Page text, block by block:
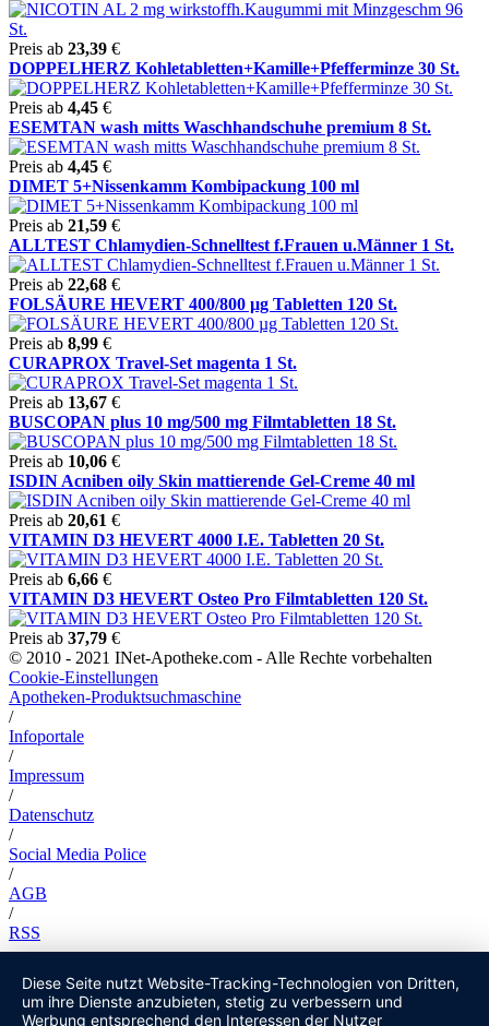
Preis ab 23,39 €
DOPPELHERZ Kohletabletten+Kamille+Pfefferminze 30 St.
Preis ab 4,45 €
ESEMTAN wash mitts Waschhandschuhe premium 8 St.
Preis ab 4,45 €
DIMET 5+Nissenkamm Kombipackung 100 ml
Preis ab 21,59 €
ALLTEST Chlamydien-Schnelltest f.Frauen u.Männer 1 St.
Preis ab 22,68 €
FOLSÄURE HEVERT 400/800 µg Tabletten 120 St.
Preis ab 8,99 €
CURAPROX Travel-Set magenta 1 St.
Preis ab 13,67 €
BUSCOPAN plus 10 mg/500 mg Filmtabletten 18 St.
Preis ab 10,06 €
ISDIN Acniben oily Skin mattierende Gel-Creme 40 ml
Preis ab 20,61 €
VITAMIN D3 HEVERT 4000 I.E. Tabletten 20 St.
Preis ab 6,66 €
VITAMIN D3 HEVERT Osteo Pro Filmtabletten 120 St.
Preis ab 37,79 €
© 2010 - 2021 INet-Apotheke.com - Alle Rechte vorbehalten
Cookie-Einstellungen
Apotheken-Produktsuchmaschine
/
Infoportale
/
Impressum
/
Datenschutz
/
Social Media Police
/
AGB
/
RSS
Diese Seite nutzt Website-Tracking-Technologien von Dritten,
um ihre Dienste anzubieten, stetig zu verbessern und
Werbung entsprechend den Interessen der Nutzer